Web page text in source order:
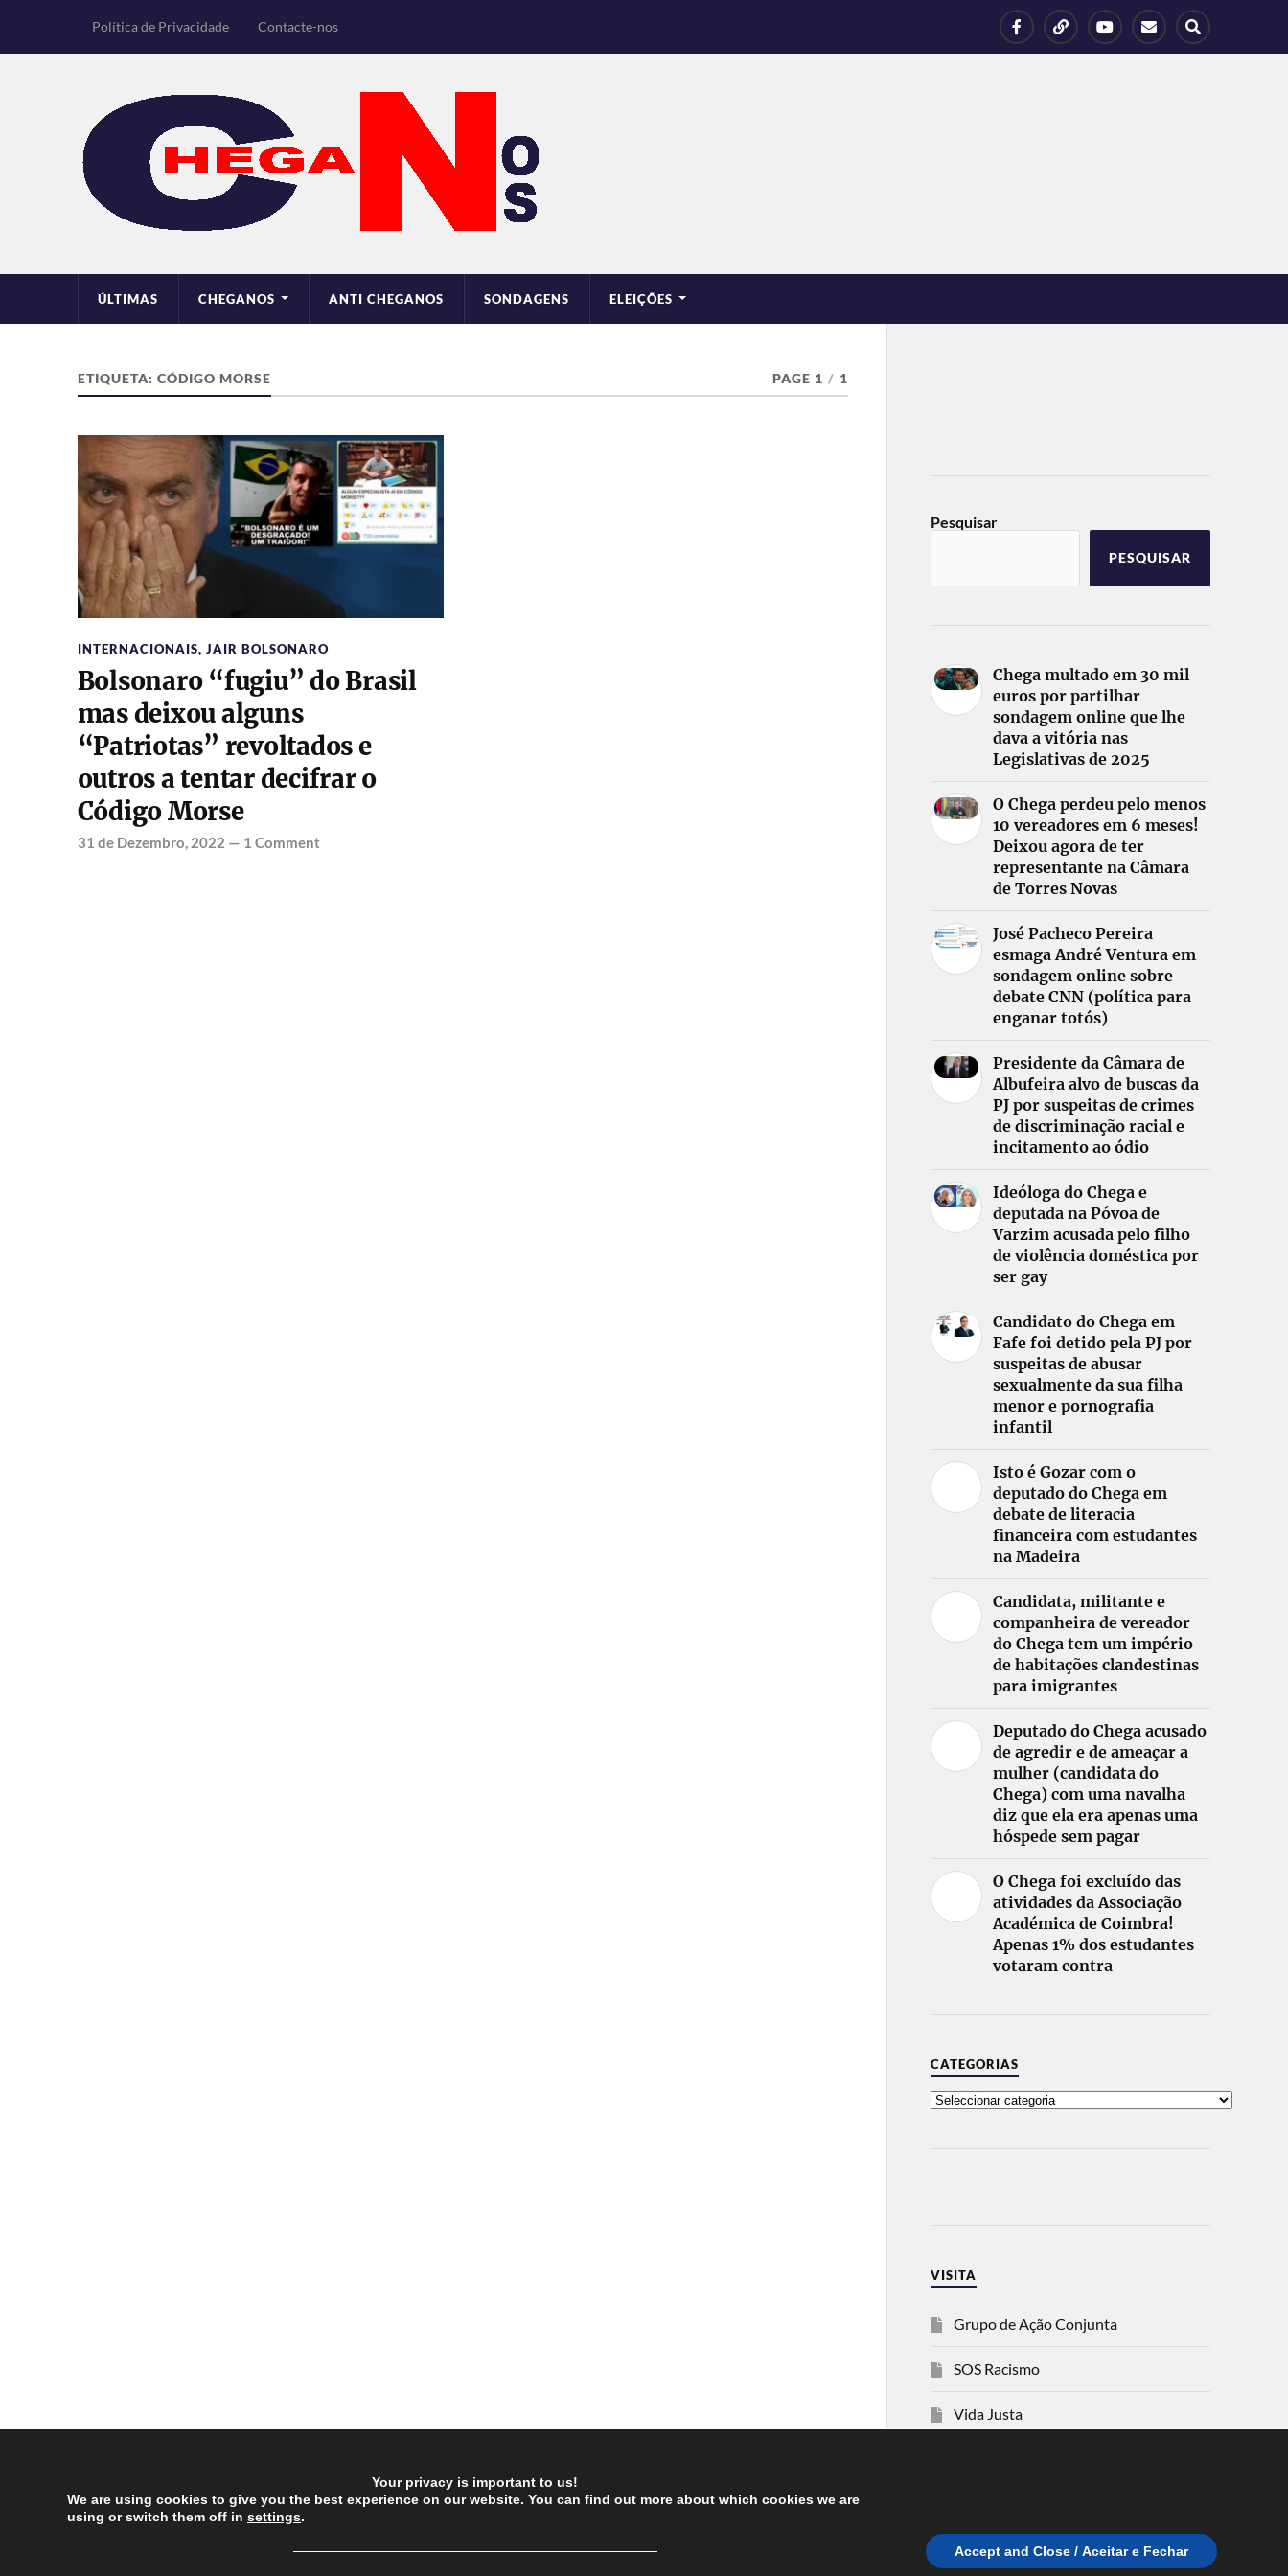
Política de Privacidade Contacte-nos
ÚLTIMAS CHEGANOS ANTI CHEGANOS SONDAGENS ELEIÇÕES
ETIQUETA: CÓDIGO MORSE PAGE 1 / 1
INTERNACIONAIS, JAIR BOLSONARO
Bolsonaro “fugiu” do Brasil
mas deixou alguns
“Patriotas” revoltados e
outros a tentar decifrar o
Código Morse
31 de Dezembro, 2022 — 1 Comment
Pesquisar
PESQUISAR
Chega multado em 30 mil
euros por partilhar
sondagem online que lhe
dava a vitória nas
Legislativas de 2025
O Chega perdeu pelo menos
10 vereadores em 6 meses!
Deixou agora de ter
representante na Câmara
de Torres Novas
José Pacheco Pereira
esmaga André Ventura em
sondagem online sobre
debate CNN (política para
enganar totós)
Presidente da Câmara de
Albufeira alvo de buscas da
PJ por suspeitas de crimes
de discriminação racial e
incitamento ao ódio
Ideóloga do Chega e
deputada na Póvoa de
Varzim acusada pelo filho
de violência doméstica por
ser gay
Candidato do Chega em
Fafe foi detido pela PJ por
suspeitas de abusar
sexualmente da sua filha
menor e pornografia
infantil
Isto é Gozar com o
deputado do Chega em
debate de literacia
financeira com estudantes
na Madeira
Candidata, militante e
companheira de vereador
do Chega tem um império
de habitações clandestinas
para imigrantes
Deputado do Chega acusado
de agredir e de ameaçar a
mulher (candidata do
Chega) com uma navalha
diz que ela era apenas uma
hóspede sem pagar
O Chega foi excluído das
atividades da Associação
Académica de Coimbra!
Apenas 1% dos estudantes
votaram contra
CATEGORIAS
VISITA
Grupo de Ação Conjunta
SOS Racismo
Vida Justa
Your privacy is important to us!
We are using cookies to give you the best experience on our website. You can find out more about which cookies we are
using or switch them off in settings.
────────────────────────────────────── Accept and Close / Aceitar e Fechar